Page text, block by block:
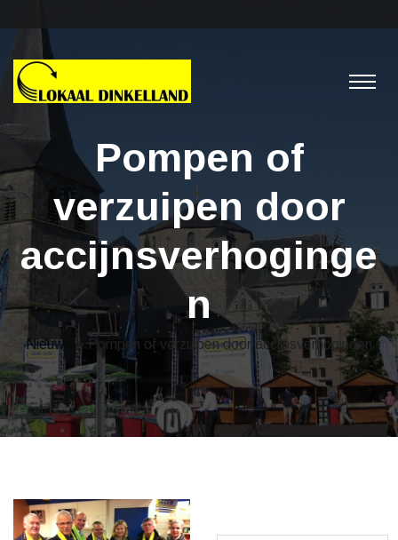
Pompen of
verzuipen door
accijnsverhoginge
n
Nieuws > Pompen of verzuipen door accijnsverhogingen